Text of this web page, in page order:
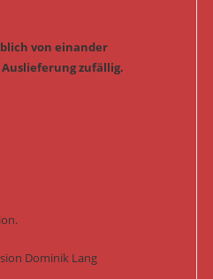
von einander
zufällig.
Dominik Lang